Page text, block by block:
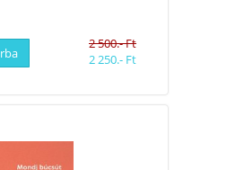
2 500.- Ft
2 250.- Ft